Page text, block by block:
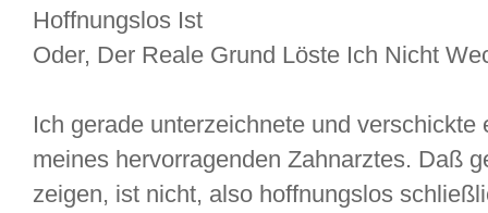
Hoffnungslos Ist
Oder, Der Reale Grund Löste Ich Nicht
Ich gerade unterzeichnete und
meines hervorragenden Zahnarztes. Daß
zeigen, ist nicht, also hoffnungslos